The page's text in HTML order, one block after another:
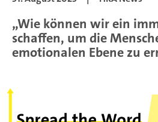
„Wie können wir ein
schaffen, um die
emotionalen Ebene zu